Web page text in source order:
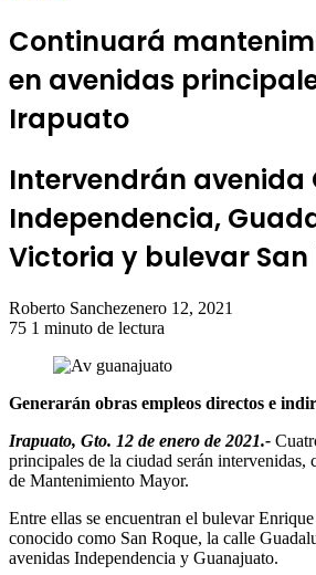
Continuará
en avenidas
Irapuato
Intervendrán avenida
Independencia,
Victoria y bulevar San
Roberto Sanchezenero 12, 2021
75 1 minuto de lectura
Generarán obras empleos directos e
Irapuato, Gto. 12 de enero de 2021.-
principales de la ciudad serán intervenidas,
de Mantenimiento Mayor.
Entre ellas se encuentran el bulevar
conocido como San Roque, la calle
avenidas Independencia y Guanajuato.